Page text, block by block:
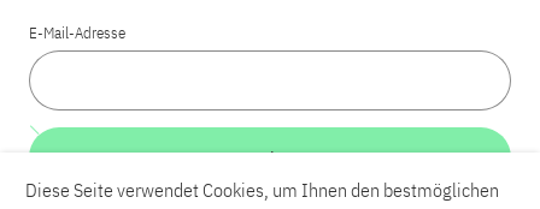
E-Mail-Adresse
Weiter
Diese Seite verwendet Cookies, um Ihnen den bestmöglichen